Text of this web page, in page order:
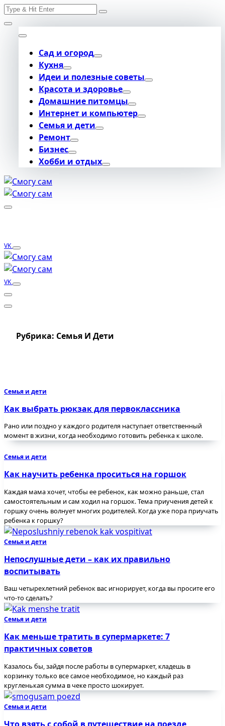
Skip
to
content
Search
Сад и огород
Кухня
Идеи и полезные советы
Красота и здоровье
Домашние питомцы
Интернет и компьютер
Семья и дети
Ремонт
Бизнес
Хобби и отдых
VK
VK
Рубрика: Семья И Дети
Семья и дети
Как выбрать рюкзак для первоклассника
Рано или поздно у каждого родителя наступает ответственный
момент в жизни, когда необходимо готовить ребенка к школе.
Семья и дети
Как научить ребенка проситься на горшок
Каждая мама хочет, чтобы ее ребенок, как можно раньше, стал
самостоятельным и сам ходил на горшок. Тема приучения детей к
горшку очень волнует многих родителей. Когда уже пора приучать
ребенка к горшку?
Семья и дети
Непослушные дети – как их правильно
воспитывать
Ваш четырехлетний ребенок вас игнорирует, когда вы просите его
что-то сделать?
Семья и дети
Как меньше тратить в супермаркете: 7
практичных советов
Казалось бы, зайдя после работы в супермаркет, кладешь в
корзинку только все самое необходимое, но каждый раз
кругленькая сумма в чеке просто шокирует.
Семья и дети